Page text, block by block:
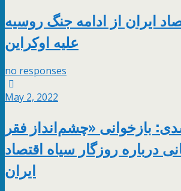
ایران از ادامه جنگ روسیه
علیه اوکراین
no responses
May 2, 2022
بازخوانی «چشم‌انداز فقر
درباره روزگار سیاه اقتصاد
ایران